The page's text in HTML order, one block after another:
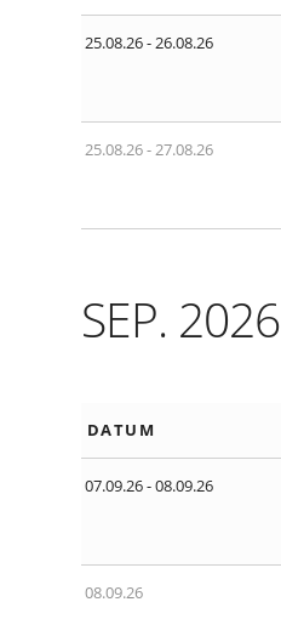
25.08.26 - 26.08.26
25.08.26 - 27.08.26
SEP. 2026
DATUM
07.09.26 - 08.09.26
08.09.26